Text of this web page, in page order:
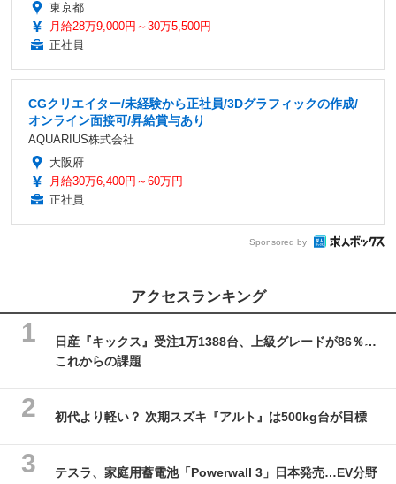
東京都
月給28万9,000円～30万5,500円
正社員
CGクリエイター/未経験から正社員/3Dグラフィックの作成/
オンライン面接可/昇給賞与あり
AQUARIUS株式会社
大阪府
月給30万6,400円～60万円
正社員
Sponsored by
アクセスランキング
日産『キックス』受注1万1388台、上級グレードが86％…
これからの課題
初代より軽い？ 次期スズキ『アルト』は500kg台が目標
テスラ、家庭用蓄電池「Powerwall 3」日本発売…EV分野